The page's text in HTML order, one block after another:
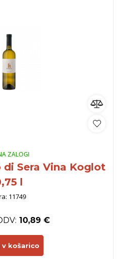
ZALOGI
di Sera Vina Koglot
l
11749
10,89 €
v košarico